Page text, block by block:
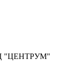
"ЦЕНТРУМ"